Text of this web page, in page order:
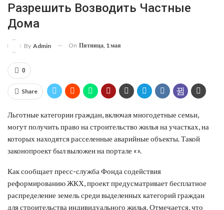
Разрешить Возводить Частные
Дома
By Admin On Пятница, 1 мая
0
Share
Льготные категории граждан, включая многодетные семьи,
могут получить право на строительство жилья на участках, на
которых находятся расселенные аварийные объекты. Такой
законопроект был выложен на портале «».
Как сообщает пресс-служба Фонда содействия
реформированию ЖКХ, проект предусматривает бесплатное
распределение земель среди выделенных категорий граждан
для строительства индивидуального жилья. Отмечается, что